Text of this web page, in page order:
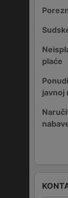
plaće
javnoj